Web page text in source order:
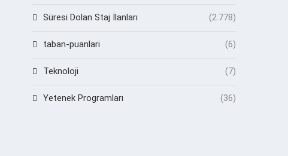
Süresi Dolan Staj İlanları (2.778)
taban-puanlari (6)
Teknoloji (7)
Yetenek Programları (36)